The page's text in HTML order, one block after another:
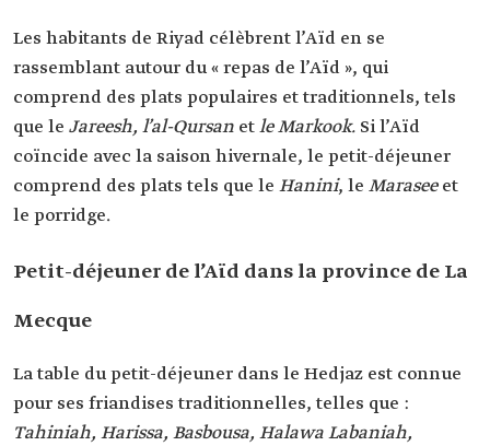
Les habitants de Riyad célèbrent l’Aïd en se
rassemblant autour du « repas de l’Aïd », qui
comprend des plats populaires et traditionnels, tels
que le Jareesh, l’al-Qursan etle Markook. Si l’Aïd
coïncide avec la saison hivernale, le petit-déjeuner
comprend des plats tels que le Hanini, le Maraseeet
le porridge.
Petit-déjeuner de l’Aïd dans la province de La
Mecque
La table du petit-déjeuner dans le Hedjaz est connue
pour ses friandises traditionnelles, telles que :
Tahiniah, Harissa, Basbousa, Halawa Labaniah,